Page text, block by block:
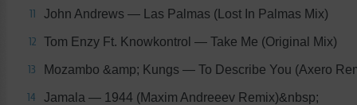
11 John Andrews — Las Palmas (Lost In Palmas Mix)
12 Tom Enzy Ft. Knowkontrol — Take Me (Original Mix)
13 Mozambo &amp; Kungs — To Describe You (Axero
14 Jamala — 1944 (Maxim Andreeev Remix)&nbsp;